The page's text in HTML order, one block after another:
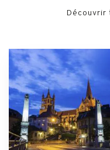
Découvrir